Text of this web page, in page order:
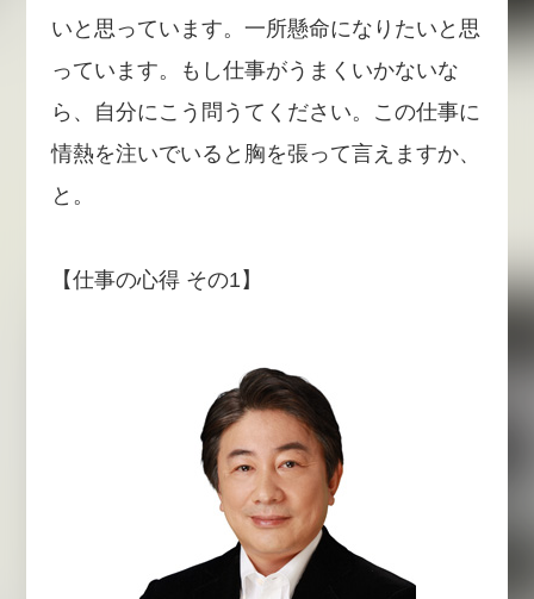
いと思っています。一所懸命になりたいと思
っています。もし仕事がうまくいかないな
ら、自分にこう問うてください。この仕事に
情熱を注いでいると胸を張って言えますか、
と。
【仕事の心得 その1】